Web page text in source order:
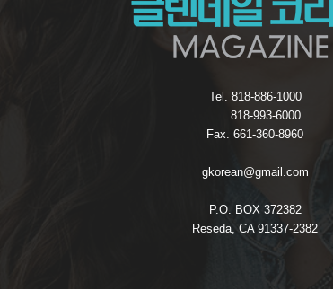
Tel. 818-886-1000
818-993-6000
Fax. 661-360-8960
gkorean@gmail.com
P.O. BOX 372382
Reseda, CA 91337-2382